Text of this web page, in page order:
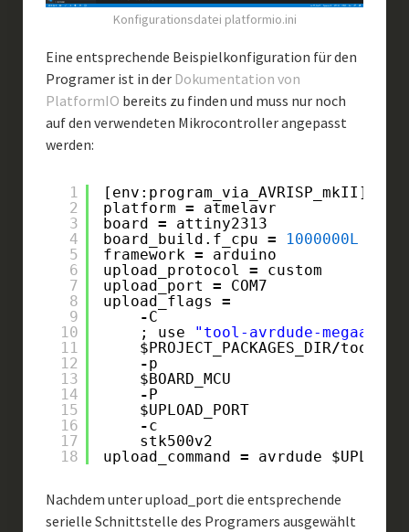
Konfigurationsdatei platformio.ini
Eine entsprechende Beispielkonfiguration für den
Programer ist in der Dokumentation von
PlatformIO bereits zu finden und muss nur noch
auf den verwendeten Mikrocontroller angepasst
werden:
1
2
3
4
5
6
7
8
9
10
11
12
13
14
15
16
17
18
[env:program_via_AVRISP_mkII]
platform =
atmelavr
board =
attiny2313
board_build.f_cpu =
1000000L
framework =
arduino
upload_protocol =
custom
upload_port =
COM7
upload_flags =
-C
; use
"tool-avrdude-megaavr"
$PROJECT_PACKAGES_DIR/tool
-p
$BOARD_MCU
-P
$UPLOAD_PORT
-c
stk500v2
upload_command = avrdude
Nachdem unter upload_port die entsprechende
serielle Schnittstelle des Programers ausgewählt